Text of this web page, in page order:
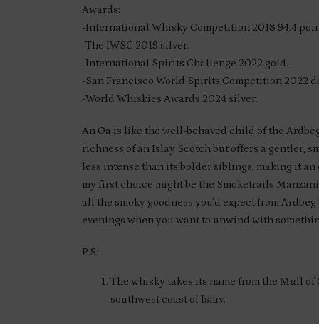
Awards:
-International Whisky Competition 2018 94.4
-The IWSC 2019 silver.
-International Spirits Challenge 2022 gold.
-San Francisco World Spirits Competition 2022
-World Whiskies Awards 2024 silver.
An Oa is like the well-behaved child of the
richness of an Islay Scotch but offers a gentler,
less intense than its bolder siblings, making it
my first choice might be the Smoketrails
all the smoky goodness you’d expect from
evenings when you want to unwind with
P.S:
The whisky takes its name from the Mull
southwest coast of Islay.